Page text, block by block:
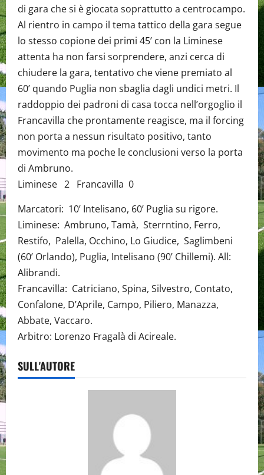
di gara che si è giocata soprattutto a centrocampo.
Al rientro in campo il tema tattico della gara segue
lo stesso copione dei primi 45’ con la Liminese
attenta ha non farsi sorprendere, anzi cerca di
chiudere la gara, tentativo che viene premiato al
60’ quando Puglia non sbaglia dagli undici metri. Il
raddoppio dei padroni di casa tocca nell’orgoglio il
Francavilla che prontamente reagisce, ma il forcing
non porta a nessun risultato positivo, tanto
movimento ma poche le conclusioni verso la porta
di Ambruno.
Liminese 2 Francavilla 0
Marcatori: 10’ Intelisano, 60’ Puglia su rigore.
Liminese: Ambruno, Tamà, Sterrntino, Ferro,
Restifo, Palella, Occhino, Lo Giudice, Saglimbeni
(60’ Orlando), Puglia, Intelisano (90’ Chillemi). All:
Alibrandi.
Francavilla: Catriciano, Spina, Silvestro, Contato,
Confalone, D’Aprile, Campo, Piliero, Manazza,
Abbate, Vaccaro.
Arbitro: Lorenzo Fragalà di Acireale.
SULL'AUTORE